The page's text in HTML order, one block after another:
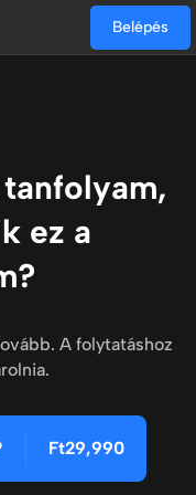
Belépés
ez a
A folytatáshoz
Ft29,990